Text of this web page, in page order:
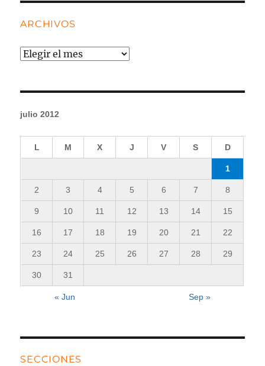
ARCHIVOS
Archivos
julio 2012
L M X J V S D
1
2 3 4 5 6 7 8
9 10 11 12 13 14 15
16 17 18 19 20 21 22
23 24 25 26 27 28 29
30 31
« Jun Sep »
SECCIONES